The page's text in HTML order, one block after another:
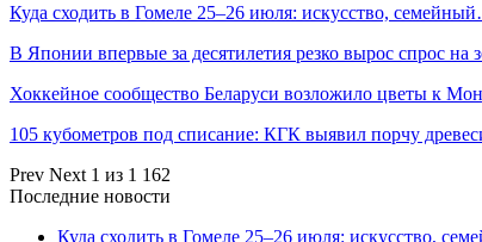
Куда сходить в Гомеле 25–26 июля: искусство,
В Японии впервые за десятилетия резко вырос спрос на
Хоккейное сообщество Беларуси возложило цветы к
105 кубометров под списание: КГК выявил порчу
Prev Next 1 из 1 162
Последние новости
Куда сходить в Гомеле 25–26 июля: искусство,